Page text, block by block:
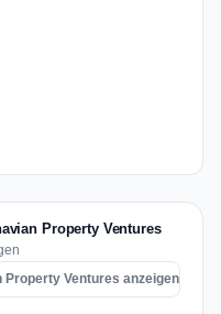
Property Ventures
Ventures anzeigen